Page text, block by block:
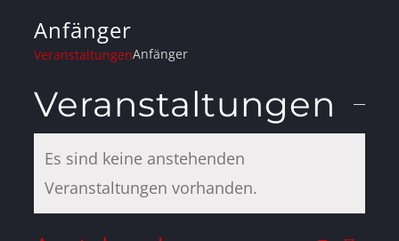
Anfänger
VeranstaltungenAnfänger
Veranstaltungen
Hinweis
Es sind keine anstehenden
Veranstaltungen vorhanden.